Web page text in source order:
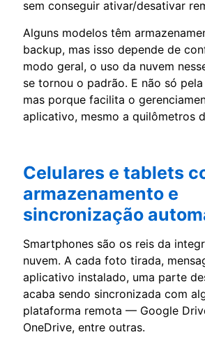
sem conseguir ativar/desativar
Alguns modelos têm
backup, mas isso depende de
modo geral, o uso da nuvem
se tornou o padrão. E não só
mas porque facilita o
aplicativo, mesmo a quilômetros
Celulares e tablets
armazenamento e
sincronização
Smartphones são os reis da
nuvem. A cada foto tirada,
aplicativo instalado, uma parte
acaba sendo sincronizada com
plataforma remota — Google
OneDrive, entre outras.